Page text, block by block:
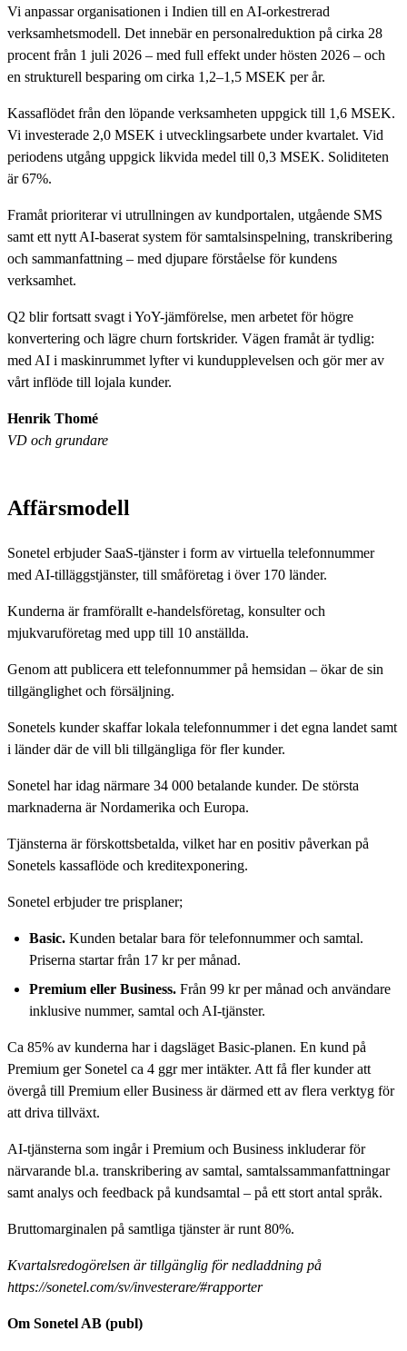
Vi anpassar organisationen i Indien till en AI-orkestrerad
verksamhetsmodell. Det innebär en personalreduktion på cirka 28
procent från 1 juli 2026 – med full effekt under hösten 2026 – och
en strukturell besparing om cirka 1,2–1,5 MSEK per år.
Kassaflödet från den löpande verksamheten uppgick till 1,6 MSEK.
Vi investerade 2,0 MSEK i utvecklingsarbete under kvartalet. Vid
periodens utgång uppgick likvida medel till 0,3 MSEK. Soliditeten
är 67%.
Framåt prioriterar vi utrullningen av kundportalen, utgående SMS
samt ett nytt AI-baserat system för samtalsinspelning, transkribering
och sammanfattning – med djupare förståelse för kundens
verksamhet.
Q2 blir fortsatt svagt i YoY-jämförelse, men arbetet för högre
konvertering och lägre churn fortskrider. Vägen framåt är tydlig:
med AI i maskinrummet lyfter vi kundupplevelsen och gör mer av
vårt inflöde till lojala kunder.
Henrik Thomé
VD och grundare
Affärsmodell
Sonetel erbjuder SaaS-tjänster i form av virtuella telefonnummer
med AI-tilläggstjänster, till småföretag i över 170 länder.
Kunderna är framförallt e-handelsföretag, konsulter och
mjukvaruföretag med upp till 10 anställda.
Genom att publicera ett telefonnummer på hemsidan – ökar de sin
tillgänglighet och försäljning.
Sonetels kunder skaffar lokala telefonnummer i det egna landet samt
i länder där de vill bli tillgängliga för fler kunder.
Sonetel har idag närmare 34 000 betalande kunder. De största
marknaderna är Nordamerika och Europa.
Tjänsterna är förskottsbetalda, vilket har en positiv påverkan på
Sonetels kassaflöde och kreditexponering.
Sonetel erbjuder tre prisplaner;
Basic. Kunden betalar bara för telefonnummer och samtal.
Priserna startar från 17 kr per månad.
Premium eller Business. Från 99 kr per månad och användare
inklusive nummer, samtal och AI-tjänster.
Ca 85% av kunderna har i dagsläget Basic-planen. En kund på
Premium ger Sonetel ca 4 ggr mer intäkter. Att få fler kunder att
övergå till Premium eller Business är därmed ett av flera verktyg för
att driva tillväxt.
AI-tjänsterna som ingår i Premium och Business inkluderar för
närvarande bl.a. transkribering av samtal, samtalssammanfattningar
samt analys och feedback på kundsamtal – på ett stort antal språk.
Bruttomarginalen på samtliga tjänster är runt 80%.
Kvartalsredogörelsen är tillgänglig för nedladdning på
https://sonetel.com/sv/investerare/#rapporter
Om Sonetel AB (publ)